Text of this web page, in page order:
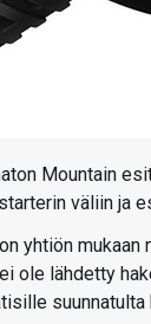
Mountain
väliin ja
yhtiön
ole lähdetty
suunnatulta